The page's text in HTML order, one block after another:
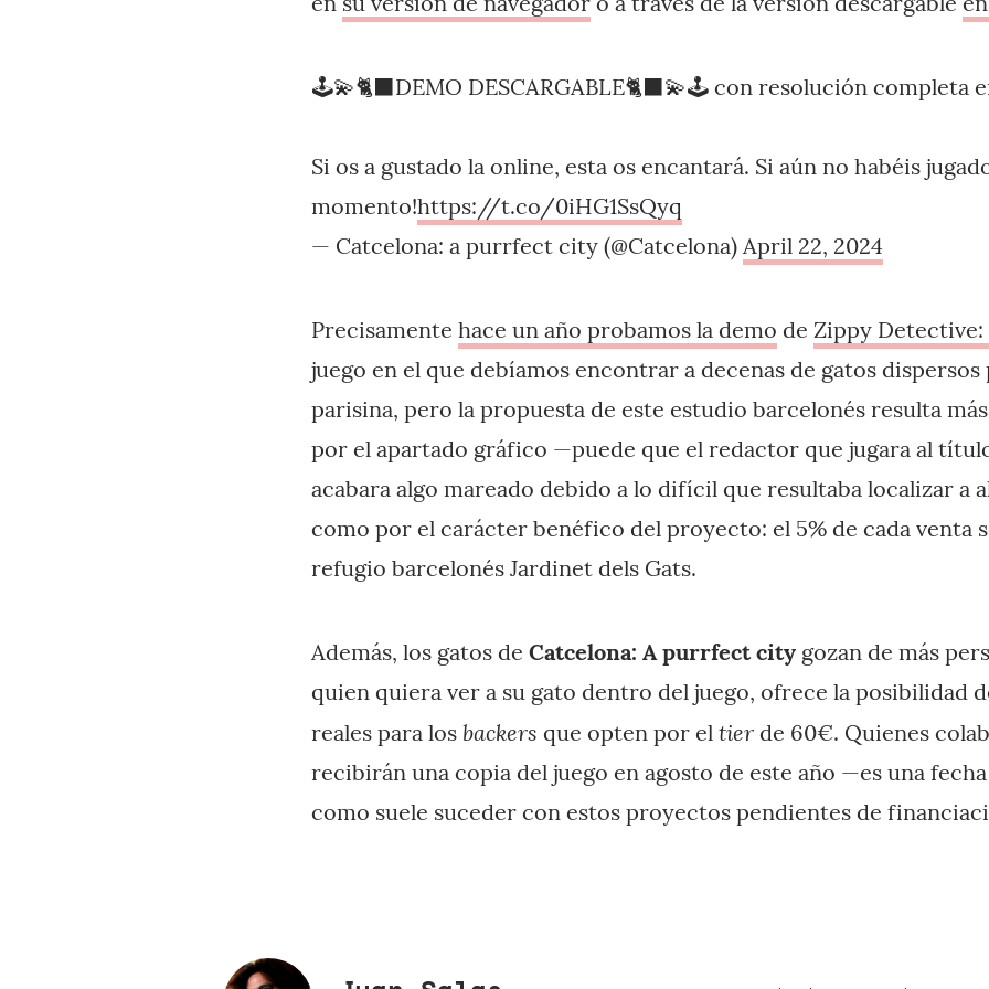
🕹️💫🐈‍⬛DEMO DESCARGABLE🐈‍⬛💫🕹️ con resolución completa
Si os a gustado la online, esta os encantará. Si aún no habéis
momento!https://t.co/0iHG1SsQyq
— Catcelona: a purrfect city (@Catcelona) April 22, 2024
Precisamente hace un año probamos la demo de Zippy Detective:
juego en el que debíamos encontrar a decenas de gatos
parisina, pero la propuesta de este estudio barcelonés resulta
por el apartado gráfico —puede que el redactor que jugara al
acabara algo mareado debido a lo difícil que resultaba localizar a
como por el carácter benéfico del proyecto: el 5% de cada venta
refugio barcelonés Jardinet dels Gats.
Además, los gatos de Catcelona: A purrfect city gozan de más
quien quiera ver a su gato dentro del juego, ofrece la posibilidad
reales para los backers que opten por el tier de 60€. Quienes
recibirán una copia del juego en agosto de este año —es una
como suele suceder con estos proyectos pendientes de